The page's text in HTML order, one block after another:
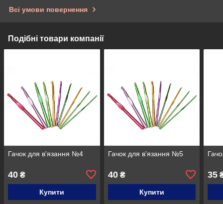
Всі умови повернення
Подібні товари компанії
Гачок для в'язання №4
40 ₴
Купити
Гачок для в'язання №5
40₴
Купити
35